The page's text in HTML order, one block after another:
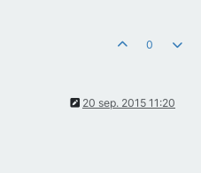
0
20 sep. 2015 11:20